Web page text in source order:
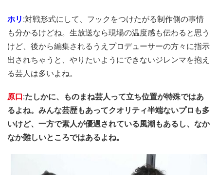
ホリ :対戦形式にして、フックをつけたがる制作側の事情
も分かるけどね。生放送なら現場の温度感も伝わると思う
けど、後から編集されるうえプロデューサーの方々に指示
出されちゃうと、やりたいようにできないジレンマを抱え
る芸人は多いよね。
原口 :たしかに、ものまね芸人って立ち位置が特殊ではあ
るよね。みんな芸歴もあってクオリティ半端ないプロも多
いけど、一方で素人が優遇されている風潮もあるし、なか
なか難しいところではあるよね。